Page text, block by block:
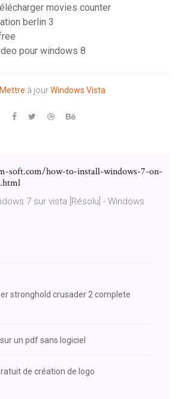
movies counter
berlin 3
pour windows 8
Mettre à jourWindows Vista
soft.com/how-to-install-windows-7-on-
7 sur vista [Résolu] - Windows
stronghold crusader 2 complete
un pdf sans logiciel
de création de logo